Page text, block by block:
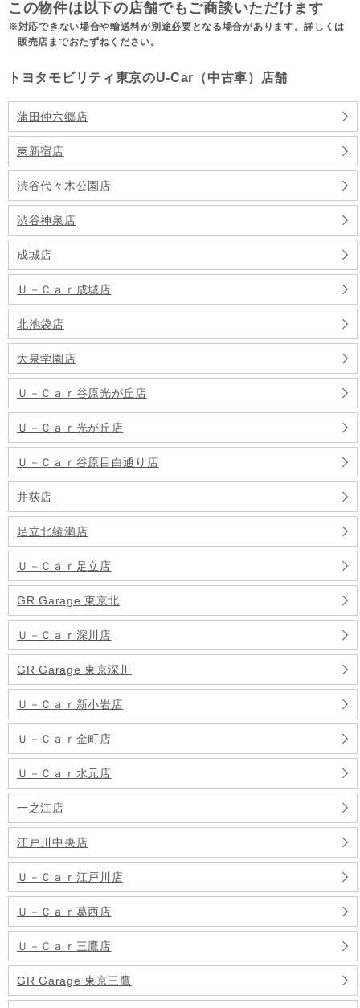
この物件は以下の店舗でもご商談いただけます
対応できない場合や輸送料が別途必要となる場合があります。詳しくは
販売店までおたずねください。
トヨタモビリティ東京のU-Car（中古車）店舗
蒲田仲六郷店
東新宿店
渋谷代々木公園店
渋谷神泉店
成城店
Ｕ－Ｃａｒ成城店
北池袋店
大泉学園店
Ｕ－Ｃａｒ谷原光が丘店
Ｕ－Ｃａｒ光が丘店
Ｕ－Ｃａｒ谷原目白通り店
井荻店
足立北綾瀬店
Ｕ－Ｃａｒ足立店
GR Garage 東京北
Ｕ－Ｃａｒ深川店
GR Garage 東京深川
Ｕ－Ｃａｒ新小岩店
Ｕ－Ｃａｒ金町店
Ｕ－Ｃａｒ水元店
一之江店
江戸川中央店
Ｕ－Ｃａｒ江戸川店
Ｕ－Ｃａｒ葛西店
Ｕ－Ｃａｒ三鷹店
GR Garage 東京三鷹